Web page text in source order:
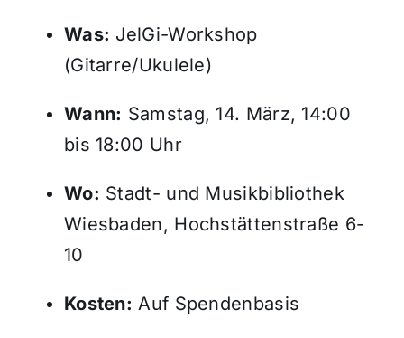
Was: JelGi-Workshop
(Gitarre/Ukulele)
Wann: Samstag, 14. März, 14:00
bis 18:00 Uhr
Wo: Stadt- und Musikbibliothek
Wiesbaden, Hochstättenstraße 6-
10
Kosten: Auf Spendenbasis